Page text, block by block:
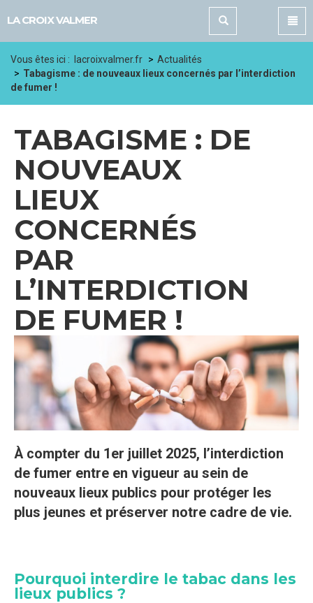
LA CROIX VALMER
Vous êtes ici : lacroixvalmer.fr
Actualités
Tabagisme : de nouveaux lieux concernés par l’interdiction
de fumer !
TABAGISME : DE
NOUVEAUX
LIEUX
CONCERNÉS
PAR
L’INTERDICTION
DE FUMER !
À compter du 1er juillet 2025, l’interdiction
de fumer entre en vigueur au sein de
nouveaux lieux publics pour protéger les
plus jeunes et préserver notre cadre de vie.
Pourquoi interdire le tabac dans les
lieux publics ?